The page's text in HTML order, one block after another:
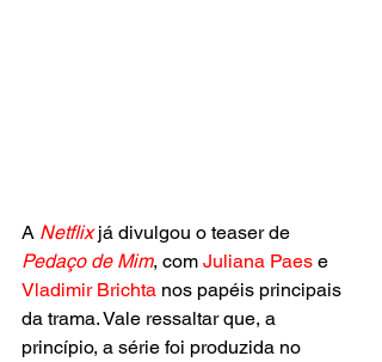
A Netflix já divulgou o teaser de
Pedaço de Mim, com Juliana Paes e
Vladimir Brichta nos papéis principais
da trama. Vale ressaltar que, a
princípio, a série foi produzida no